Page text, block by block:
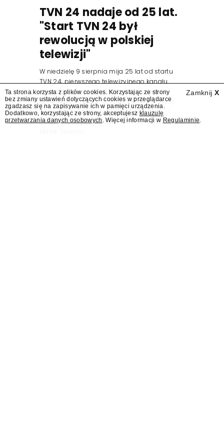
TVN 24 nadaje od 25 lat.
"Start TVN 24 był
rewolucją w polskiej
telewizji"
W niedzielę 9 sierpnia mija 25 lat od startu
TVN 24, pierwszego telewizyjnego kanału
informacyjnego w Polsce. Na ten dzień
zaplanowano finał urodzinowej trasy stacji
"Jesteśmy stąd". 25 lat TVN 24 dla Press.pl
podsumowują Jarosław Kuźniar, Tomasz Lis i
Zamknij X
Ta strona korzysta z plików cookies. Korzystając ze strony
bez zmiany ustawień dotyczących cookies w przeglądarce
zgadzasz się na zapisywanie ich w pamięci urządzenia.
Dodatkowo, korzystając ze strony, akceptujesz klauzulę
przetwarzania danych osobowych . Więcej informacji w Regulaminie.